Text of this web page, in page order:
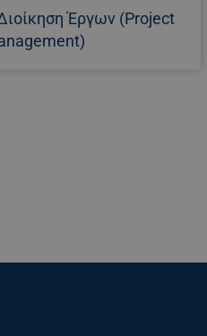
Έργων (Project